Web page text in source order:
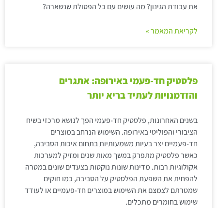
את עבודת הגינון? מה עושים עם כל הפסולת שנשארה?
לקריאת המאמר »
פלסטיק חד-פעמי באירופה: אתגרים
והזדמנויות לעתיד בריא יותר
בשנים האחרונות, פלסטיק חד-פעמי הפך לנושא מרכזי בשיח
הציבורי והפוליטי באירופה. השימוש הנרחב במוצרים
חד-פעמיים יצר בעיות משמעותיות בתחום איכות הסביבה,
כאשר פלסטיק מתפרק במשך מאות שנים ומזיק למערכות
אקולוגיות רבות. מדינות שונות נוקטות בצעדים שונים במטרה
להפחית את השפעת הפלסטיק על הסביבה, כמו חוקים
שמטרתם לצמצם את השימוש במוצרים חד-פעמיים או לעודד
שימוש בחומרים מתכלים.